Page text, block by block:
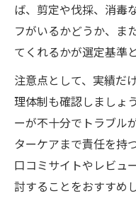
ば、剪定や伐採、消毒
フがいるかどうか、ま
てくれるかが選定基準
注意点として、実績だ
理体制も確認しましょ
ーが不十分でトラブル
ターケアまで責任を持
口コミサイトやレビュ
討することをおすすめし